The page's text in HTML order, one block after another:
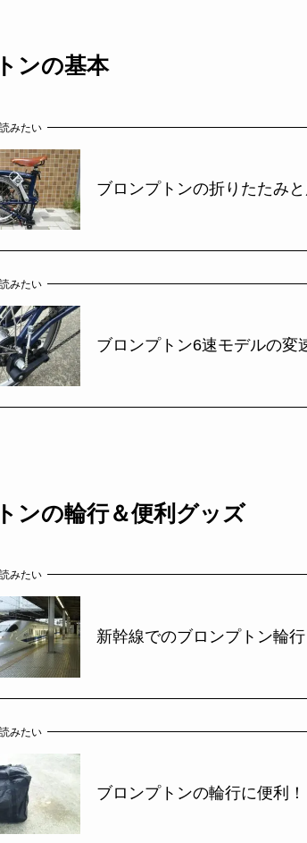
ンの基本
みたい
ブロンプトンの折りたたみ
みたい
ブロンプトン6速モデルの変
ンの輪行＆便利グッズ
みたい
新幹線でのブロンプトン輪
みたい
ブロンプトンの輪行に便利